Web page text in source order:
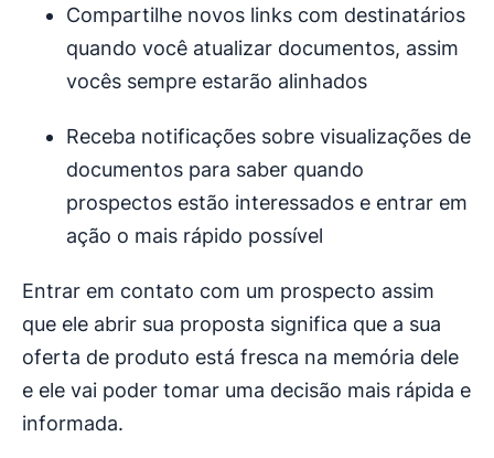
Compartilhe novos links com destinatários
quando você atualizar documentos, assim
vocês sempre estarão alinhados
Receba notificações sobre visualizações de
documentos para saber quando
prospectos estão interessados e entrar em
ação o mais rápido possível
Entrar em contato com um prospecto assim
que ele abrir sua proposta significa que a sua
oferta de produto está fresca na memória dele
e ele vai poder tomar uma decisão mais rápida e
informada.